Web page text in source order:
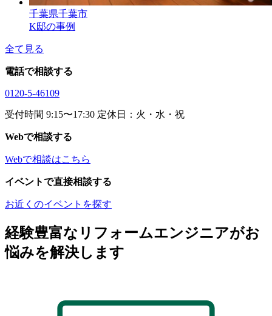
千葉県千葉市
K邸の事例
全て見る
電話で相談する
0120-5-46109
受付時間 9:15〜17:30 定休日：火・水・祝
Webで相談する
Webで相談はこちら
イベントで直接相談する
お近くのイベントを探す
経験豊富なリフォームエンジニアがお
悩みを解決します